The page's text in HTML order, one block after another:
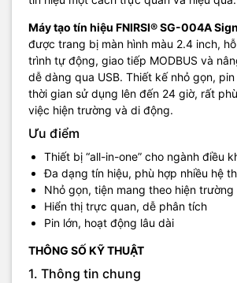
Máy tạo tín hiệu FNIRSI® SG-004A
được trang bị màn hình màu 2.4 inch,
trình tự động, giao tiếp MODBUS và
dễ dàng qua USB. Thiết kế nhỏ gọn,
thời gian sử dụng lên đến 24 giờ, rất
việc hiện trường và di động.
Ưu điểm
Thiết bị “all-in-one” cho ngành điều
Đa dạng tín hiệu, phù hợp nhiều hệ
Nhỏ gọn, tiện mang theo hiện trường
Hiển thị trực quan, dễ phân tích
Pin lớn, hoạt động lâu dài
THÔNG SỐ KỸ THUẬT
1. Thông tin chung